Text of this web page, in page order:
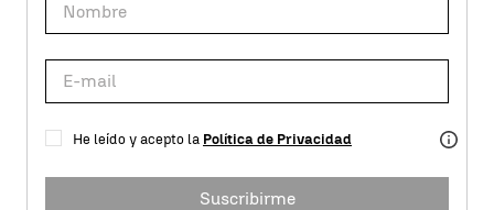
He leído y acepto la Política de Privacidad
Suscribirme